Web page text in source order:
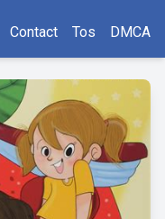
Contact Tos DMCA